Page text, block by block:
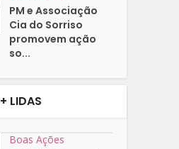
PM e Associação
Cia do Sorriso
promovem ação
so...
+ LIDAS
Boas Ações